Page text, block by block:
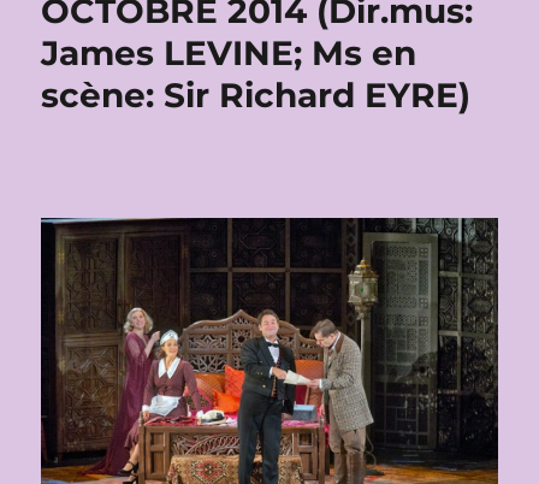
OCTOBRE 2014 (Dir.mus:
James LEVINE; Ms en
scène: Sir Richard EYRE)